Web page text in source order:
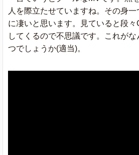
人を際立たせていますね。その身
に凄いと思います。見ていると段
してくるので不思議です。これが
つでしょうか(適当)。